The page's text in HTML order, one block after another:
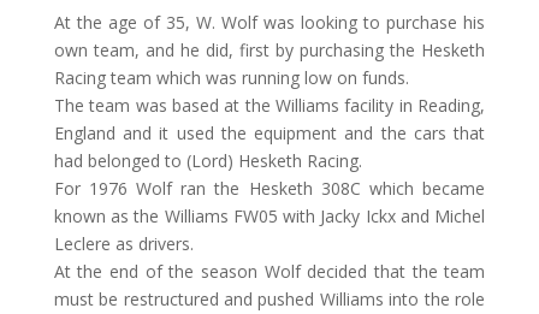
At the age of 35, W. Wolf was looking to purchase his
own team, and he did, first by purchasing the Hesketh
Racing team which was running low on funds.
The team was based at the Williams facility in Reading,
England and it used the equipment and the cars that
had belonged to (Lord) Hesketh Racing.
For 1976 Wolf ran the Hesketh 308C which became
known as the Williams FW05 with Jacky Ickx and Michel
Leclere as drivers.
At the end of the season Wolf decided that the team
must be restructured and pushed Williams into the role